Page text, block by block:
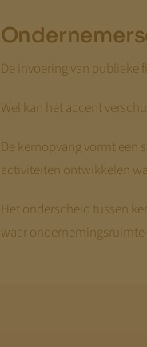
De invoering van
Wel kan het accent
De kernopvang vormt een
activiteiten ontwikkelen
Het onderscheid tussen
waar